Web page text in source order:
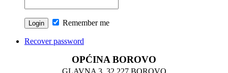
Remember me
Recover password
OPĆINA BOROVO